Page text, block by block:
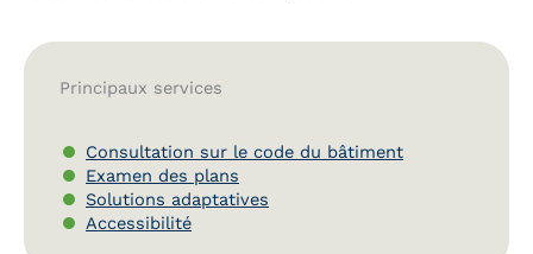
Principaux services
Consultation sur le code du bâtiment
Examen des plans
Solutions adaptatives
Accessibilité